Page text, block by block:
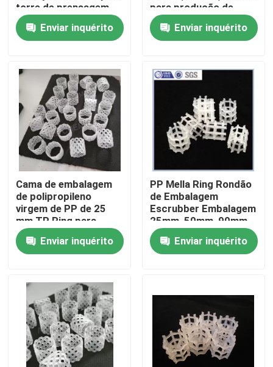
Para casa
Vídeos
Sobre nós
Visita à fábrica
Controle de qualidade
Contacte-nos
Solicite um orçamento
Sítio Molecular PSA
Zeolita de peneira molecular
torre de prensagem
de ureia
Enviar inquérito
para produção de
fertilizantes
Enviar inquérito
Cama de embalagem
de polipropileno
virgem de PP de 25
mm TP Ring para
planta de ureia
Enviar inquérito
PP Mella Ring Rondão
de Embalagem
Escrubber Embalagem
25mm, 50mm, 90mm
com Saco Tecido
Enviar inquérito